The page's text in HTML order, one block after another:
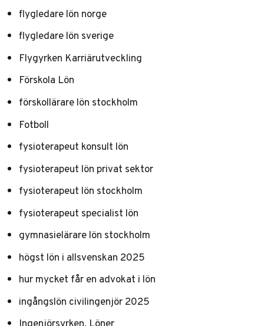
flygledare lön norge
flygledare lön sverige
Flygyrken Karriärutveckling
Förskola Lön
förskollärare lön stockholm
Fotboll
fysioterapeut konsult lön
fysioterapeut lön privat sektor
fysioterapeut lön stockholm
fysioterapeut specialist lön
gymnasielärare lön stockholm
högst lön i allsvenskan 2025
hur mycket får en advokat i lön
ingångslön civilingenjör 2025